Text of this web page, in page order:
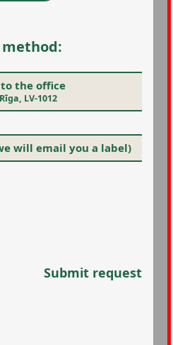
method:
the office
LV-1012
will email you a label)
Submit request